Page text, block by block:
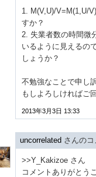
1. M(V,U)/V=M(1,U/
すか？
2. 失業者数の時間微
いるように見えるの
しょうか？
不勉強なことで申し
もしよろしければご
2013年3月3日 13:33
uncorrelated さんの
>>Y_Kakizoe さん
コメントありがとう